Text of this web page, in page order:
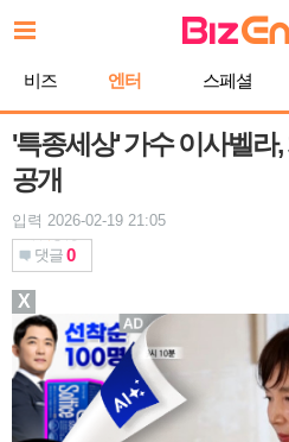
문
비즈 엔터 스페셜
'특종세상' 가수 이사벨라
공개
입력 2026-02-19 21:05
댓글 0
X